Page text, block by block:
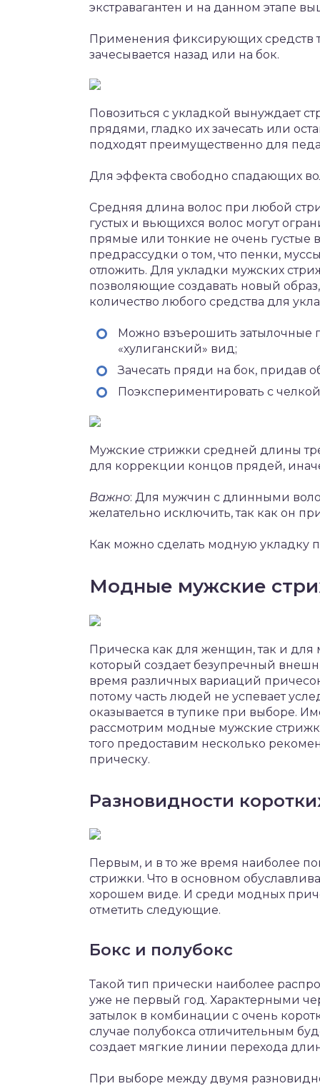
экстравагантен и на данном этапе
Применения фиксирующих средств
зачесывается назад или на бок.
Повозиться с укладкой вынуждает
прядями, гладко их зачесать или
подходят преимущественно для
Для эффекта свободно спадающих
Средняя длина волос при любой
густых и вьющихся волос могут
прямые или тонкие не очень густые
предрассудки о том, что пенки,
отложить. Для укладки мужских
позволяющие создавать новый
количество любого средства для
Можно взъерошить
«хулиганский» вид;
Зачесать пряди на бок, придав
Поэкспериментировать с
Мужские стрижки средней длины
для коррекции концов прядей,
Важно: Для мужчин с длинными
желательно исключить, так как он
Как можно сделать модную укладку
Модные мужские
Прическа как для женщин, так и для
который создает безупречный
время различных вариаций
потому часть людей не успевает
оказывается в тупике при выборе.
рассмотрим модные мужские
того предоставим несколько
прическу.
Разновидности
Первым, и в то же время наиболее
стрижки. Что в основном
хорошем виде. И среди модных
отметить следующие.
Бокс и полубокс
Такой тип прически наиболее
уже не первый год. Характерными
затылок в комбинации с очень
случае полубокса отличительным
создает мягкие линии перехода
При выборе между двумя